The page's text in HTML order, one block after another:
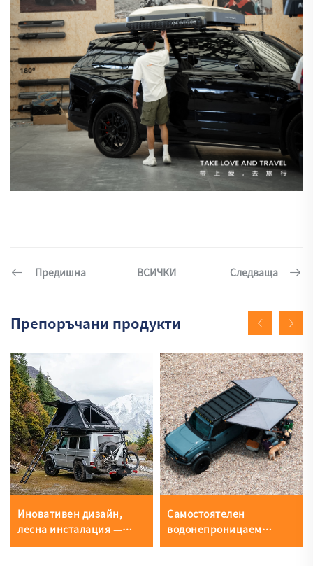
Предишна ВСИЧКИ Следваща
Препоръчани продукти
Иновативен дизайн,
лесна инсталация —
твърд черупков чадър за
Самостоятелен
водонепроницаем
шатър-навес за